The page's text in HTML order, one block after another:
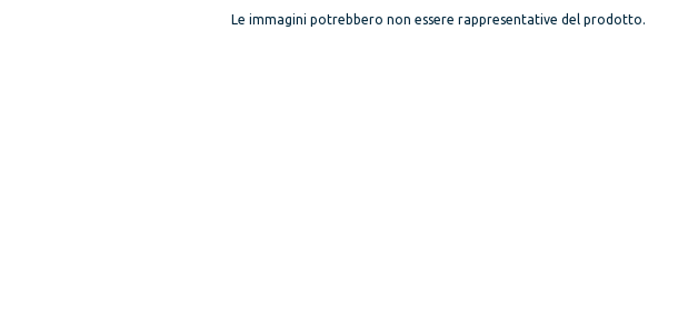
Le immagini potrebbero non essere rappresentative del prodotto.